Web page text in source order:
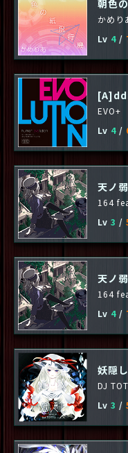
朝色
かめり
Lv 4 /
EVO+
Lv 4 /
天ノ弱
164
Lv 3 /
天ノ
164
Lv 4 /
妖隠
DJ
Lv 3 /